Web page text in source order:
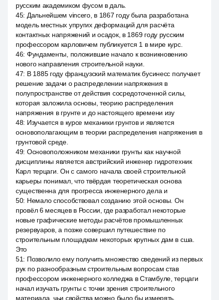
русским академиком фусом в даль.
45: Дальнейшем vincero, в 1867 году была разработана
модель местных упругих деформаций для расчёта
контактных напряжений и осадок, в 1869 году русским
профессором карловичем публикуется 1 в мире курс.
46: Фундаменты, положившие начало к возникновению
нового направления строительной науки.
47: В 1885 году французский математик бусинесс получает
решение задачи о распределении напряжения в
полупространстве от действия сосредоточенной силы,
которая заложила основы, теорию распределения
напряжения в грунте и до настоящего времени изу
48: Изучается в курсе механики грунтов и является
основополагающим в теории распределения напряжения в
грунтовой среде.
49: Основоположником механики грунты как научной
дисциплины является австрийский инженер гидротехник
Карл терцаги. Он с самого начала своей строительной
карьеры понимал, что твёрдая теоретическая основа
существенна для прогресса инженерного дела и
50: Немало способствовал созданию этой основы. Он
провёл 6 месяцев в России, где разработал некоторые
новые графические методы расчётов промышленных
резервуаров, а позже совершил путешествие по
строительным площадкам некоторых крупных дам в сша.
Это
51: Позволило ему получить множество сведений из первых
рук по разнообразным строительным вопросам став
профессором инженерного колледжа в Стамбуле, терцаги
начал изучать грунты с точки зрения строительного
материала, чьи свойства можно было бы измерять.